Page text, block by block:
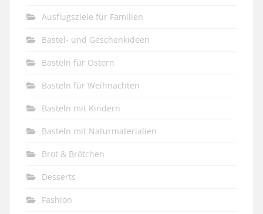
Ausflugsziele für Familien
Bastel- und Geschenkideen
Basteln für Ostern
Basteln für Weihnachten
Basteln mit Kindern
Basteln mit Naturmaterialien
Brot & Brötchen
Desserts
Fashion